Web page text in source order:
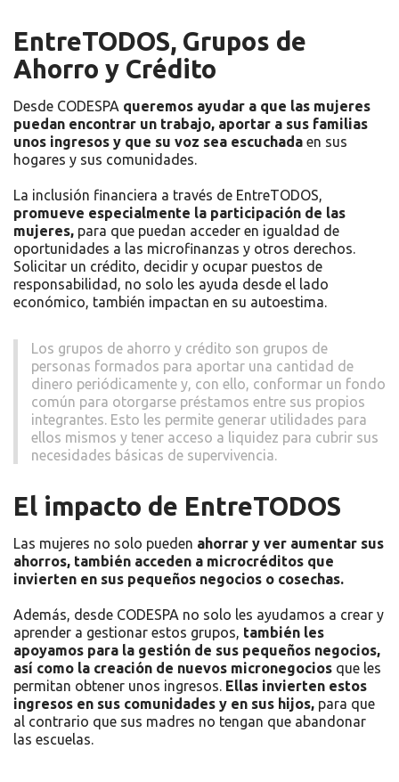
EntreTODOS, Grupos de
Ahorro y Crédito
Desde CODESPA queremos ayudar a que las mujeres
puedan encontrar un trabajo, aportar a sus familias
unos ingresos y que su voz sea escuchada en sus
hogares y sus comunidades.
La inclusión financiera a través de EntreTODOS,
promueve especialmente la participación de las
mujeres, para que puedan acceder en igualdad de
oportunidades a las microfinanzas y otros derechos.
Solicitar un crédito, decidir y ocupar puestos de
responsabilidad, no solo les ayuda desde el lado
económico, también impactan en su autoestima.
Los grupos de ahorro y crédito son grupos de
personas formados para aportar una cantidad de
dinero periódicamente y, con ello, conformar un fondo
común para otorgarse préstamos entre sus propios
integrantes. Esto les permite generar utilidades para
ellos mismos y tener acceso a liquidez para cubrir sus
necesidades básicas de supervivencia.
El impacto de EntreTODOS
Las mujeres no solo pueden ahorrar y ver aumentar sus
ahorros, también acceden a microcréditos que
invierten en sus pequeños negocios o cosechas.
Además, desde CODESPA no solo les ayudamos a crear y
aprender a gestionar estos grupos, también les
apoyamos para la gestión de sus pequeños negocios,
así como la creación de nuevos micronegocios que les
permitan obtener unos ingresos. Ellas invierten estos
ingresos en sus comunidades y en sus hijos, para que
al contrario que sus madres no tengan que abandonar
las escuelas.